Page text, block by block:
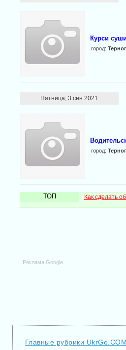
Курси
город:
Пятница, 3 сен 2021
город:
ТОП Как сделать
Реклама Google
Главные рубрики